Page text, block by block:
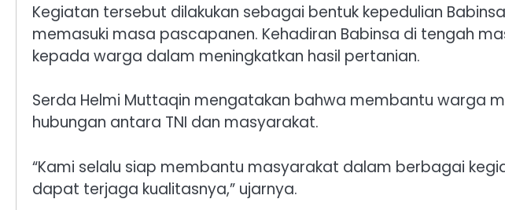
Kegiatan tersebut dilakukan sebagai bentuk kepedulian
memasuki masa pascapanen. Kehadiran Babinsa di tengah
kepada warga dalam meningkatkan hasil pertanian.
Serda Helmi Muttaqin mengatakan bahwa membantu warga
hubungan antara TNI dan masyarakat.
“Kami selalu siap membantu masyarakat dalam berbagai
dapat terjaga kualitasnya,” ujarnya.